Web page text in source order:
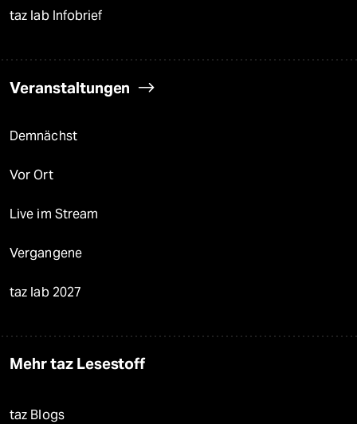
taz lab Infobrief
Veranstaltungen
Demnächst
Vor Ort
Live im Stream
Vergangene
taz lab 2027
Mehr taz Lesestoff
taz Blogs